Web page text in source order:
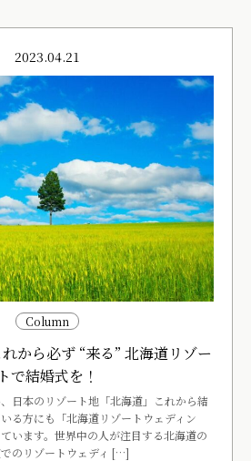
2023.04.21
Column
から必ず “来る” 北海道リゾー
トで結婚式を！
日本のリゾート地「北海道」これから結
る方にも「北海道リゾートウェディン
います。世界中の人が注目する北海道の
のリゾートウェディ […]